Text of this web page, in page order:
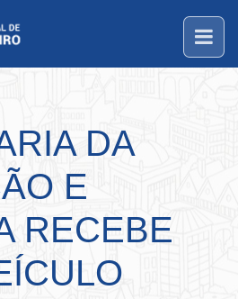
DA
E
RECEBE